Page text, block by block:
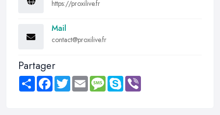
https://proxilive.fr
Mail
contact@proxilive.fr
Partager
Share FacebookTwitter Email MessageSkype